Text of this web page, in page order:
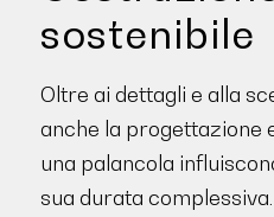
sostenibile
Oltre ai dettagli e alla
anche la progettazione
una palancola
sua durata